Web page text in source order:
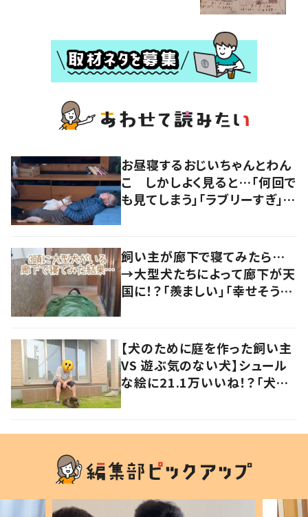
お昼寝するおじいちゃんとわん
こ しかしよく見ると…「何回で
も見てしまう」「ラブリーすぎ」の
飼い主が廊下で寝てみたら…
→大型犬たちによって廊下が天
国に！？「羨ましい」「幸せそう」
【犬のために庭を作った飼い主
VS 遊ぶ気のない犬】シュール
な絵に21.1万いいね！？「犬の